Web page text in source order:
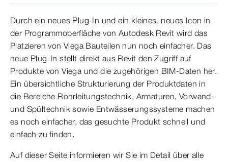
Durch ein neues Plug-In und ein kleines, neues Icon in
der Programmoberfläche von Autodesk Revit wird das
Platzieren von Viega Bauteilen nun noch einfacher. Das
neue Plug-In stellt direkt aus Revit den Zugriff auf
Produkte von Viega und die zugehörigen BIM-Daten her.
Ein übersichtliche Strukturierung der Produktdaten in
die Bereiche Rohrleitungstechnik, Armaturen, Vorwand-
und Spültechnik sowie Entwässerungssysteme machen
es noch einfacher, das gesuchte Produkt schnell und
einfach zu finden.
Auf dieser Seite informieren wir Sie im Detail über alle